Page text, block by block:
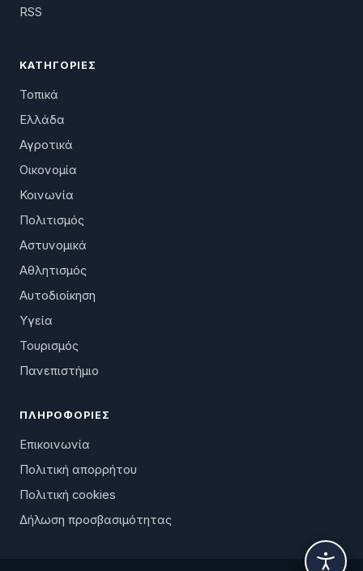
RSS
ΚΑΤΗΓΟΡΊΕΣ
Τοπικά
Ελλάδα
Αγροτικά
Οικονομία
Κοινωνία
Πολιτισμός
Αστυνομικά
Αθλητισμός
Αυτοδιοίκηση
Υγεία
Τουρισμός
Πανεπιστήμιο
ΠΛΗΡΟΦΟΡΊΕΣ
Επικοινωνία
Πολιτική απορρήτου
Πολιτική cookies
Δήλωση προσβασιμότητας